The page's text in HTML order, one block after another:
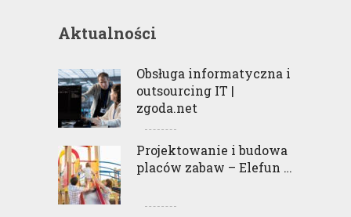
Aktualności
Obsługa informatyczna i
outsourcing IT |
zgoda.net
Projektowanie i budowa
placów zabaw – Elefun …